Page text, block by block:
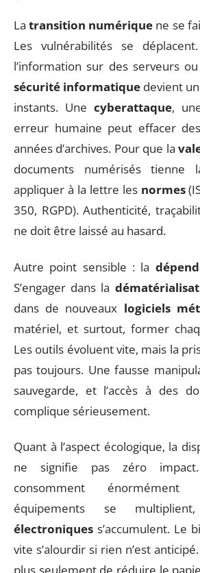
Latransition numérique ne se
Les vulnérabilités se
l’information sur des serveurs
sécurité informatique devient
instants. Une cyberattaque,
erreur humaine peut effacer
années d’archives. Pour que la
documents numérisés
appliquer à la lettre les normes
350, RGPD). Authenticité,
ne doit être laissé au hasard.
Autre point sensible : la
S’engager dans la
dans de nouveaux logiciels
matériel, et surtout, former
Les outils évoluent vite, mais la
pas toujours. Une fausse
sauvegarde, et l’accès à des
complique sérieusement.
Quant à l’aspect écologique, la
ne signifie pas zéro
consomment énormément
équipements se
électroniques s’accumulent. Le
vite s’alourdir si rien n’est